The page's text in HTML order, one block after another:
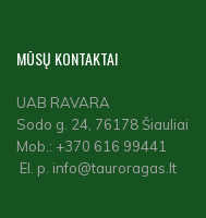
MŪSŲ KONTAKTAI
UAB RAVARA
Sodo g. 24, 76178 Šiauliai
Mob.: +370 616 99441
El. p. info@tauroragas.lt